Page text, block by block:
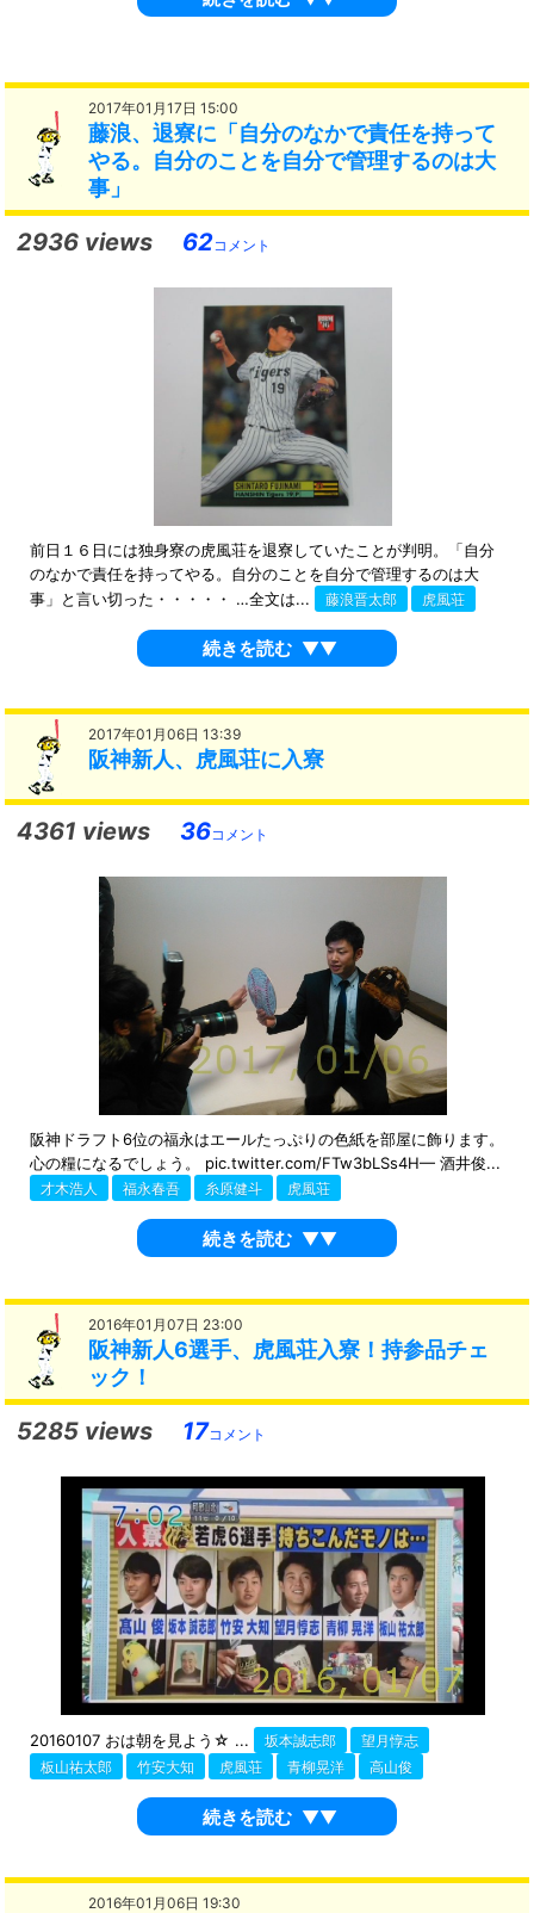
2017年01月17日 15:00
藤浪、退寮に「自分のなかで責任を持って
やる。自分のことを自分で管理するのは大
事」
2936 views 62コメント
前日１６日には独身寮の虎風荘を退寮していたことが判明。「自分
のなかで責任を持ってやる。自分のことを自分で管理するのは大
事」と言い切った・・・・・ …全文は...
藤浪晋太郎 虎風荘
続きを読む ▼▼
2017年01月06日 13:39
阪神新人、虎風荘に入寮
4361 views 36コメント
阪神ドラフト6位の福永はエールたっぷりの色紙を部屋に飾ります。
心の糧になるでしょう。 pic.twitter.com/FTw3bLSs4H— 酒井俊...
才木浩人 福永春吾 糸原健斗 虎風荘
続きを読む ▼▼
2016年01月07日 23:00
阪神新人6選手、虎風荘入寮！持参品チェ
ック！
5285 views 17コメント
20160107 おは朝を見よう☆ ... 坂本誠志郎
望月惇志
板山祐太郎
竹安大知 虎風荘 青柳晃洋 高山俊
続きを読む ▼▼
2016年01月06日 19:30